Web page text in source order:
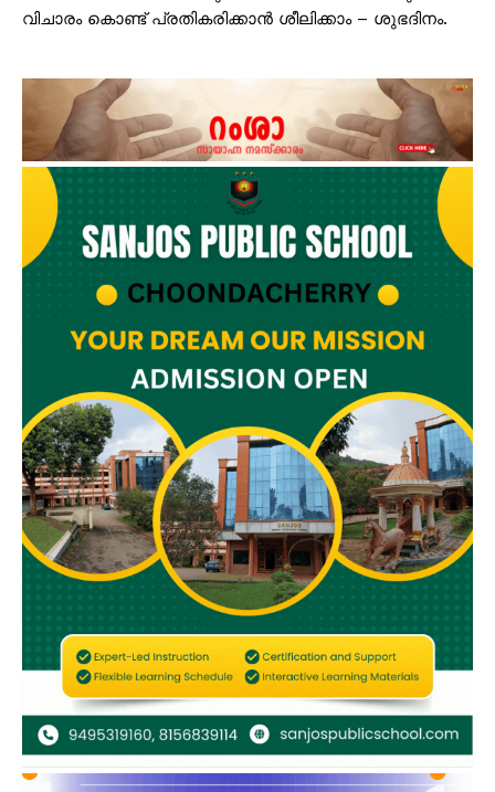
വിചാരം കൊണ്ട് പ്രതികരിക്കാന്‍ ശീലിക്കാം – ശുഭദിനം.